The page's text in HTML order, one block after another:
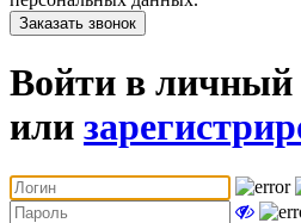
Заказать звонок
Войти в личный
или